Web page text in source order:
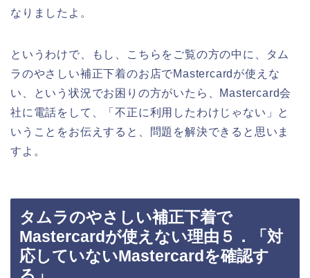
なりましたよ。
というわけで、もし、こちらをご覧の方の中に、タム
ラのやさしい補正下着のお店でMastercardが使えな
い、という状況でお困りの方がいたら、Mastercard会
社に電話をして、「不正に利用したわけじゃない」と
いうことをお伝えすると、問題を解決できると思いま
すよ。
タムラのやさしい補正下着で
Mastercardが使えない理由５．「対
応していないMastercardを確認す